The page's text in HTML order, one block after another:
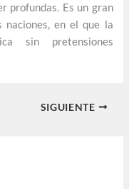
profundas. Es un gran
naciones, en el que la
sin pretensiones
SIGUIENTE